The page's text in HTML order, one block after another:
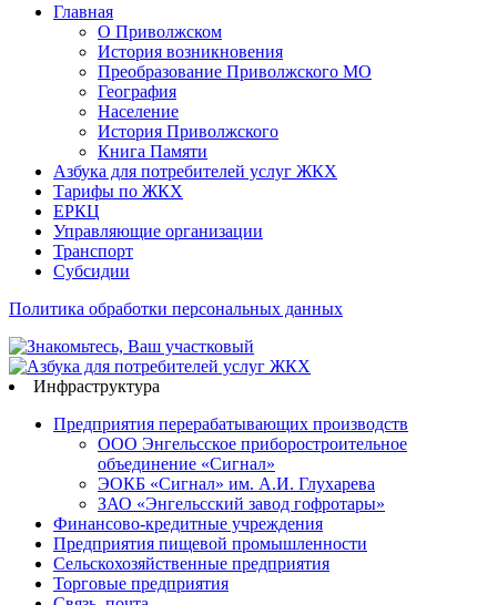
Главная
О Приволжском
История возникновения
Преобразование Приволжского МО
География
Население
История Приволжского
Книга Памяти
Азбука для потребителей услуг ЖКХ
Тарифы по ЖКХ
ЕРКЦ
Управляющие организации
Транспорт
Субсидии
Политика обработки персональных данных
Инфраструктура
Предприятия перерабатывающих производств
ООО Энгельсское приборостроительное
объединение «Сигнал»
ЭОКБ «Сигнал» им. А.И. Глухарева
ЗАО «Энгельсский завод гофротары»
Финансово-кредитные учреждения
Предприятия пищевой промышленности
Сельскохозяйственные предприятия
Торговые предприятия